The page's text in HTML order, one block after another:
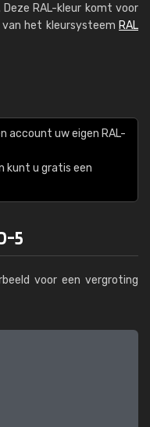
Deze RAL-kleur komt voor
van het kleursysteem RAL
account uw eigen RAL-
kunt u gratis een
5
voor een vergroting